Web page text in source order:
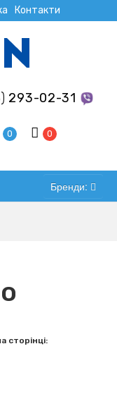
Контакти
293-02-31
0 0
Бренди:
сторінці: